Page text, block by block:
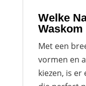
Welke
Met een
vormen en
kiezen, is